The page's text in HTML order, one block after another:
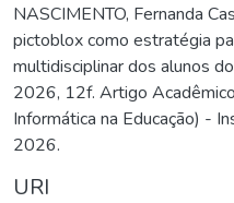
NASCIMENTO, Fernanda
pictoblox como estratégia
multidisciplinar dos alunos
2026, 12f. Artigo
Informática na Educação) -
2026.
URI